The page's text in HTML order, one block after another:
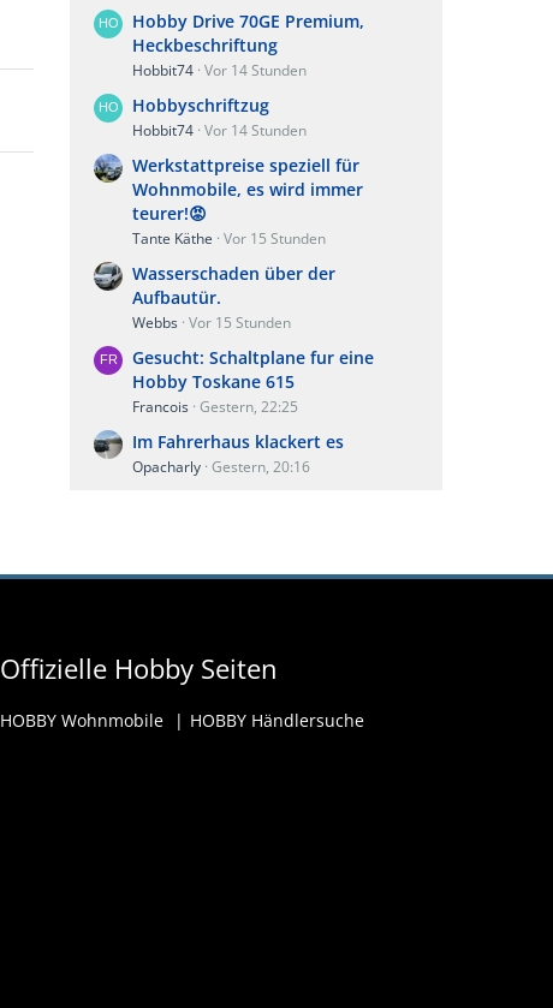
Hobby Drive 70GE Premium,
Heckbeschriftung
Hobbit74 Vor 14 Stunden
Hobbyschriftzug
Hobbit74 Vor 14 Stunden
Werkstattpreise speziell für
Wohnmobile, es wird immer
teurer!😡
Tante Käthe Vor 15 Stunden
Wasserschaden über der
Aufbautür.
Webbs Vor 15 Stunden
Gesucht: Schaltplane fur eine
Hobby Toskane 615
Francois Gestern, 22:25
Im Fahrerhaus klackert es
Opacharly Gestern, 20:16
Offizielle Hobby Seiten
HOBBY Wohnmobile HOBBY Händlersuche